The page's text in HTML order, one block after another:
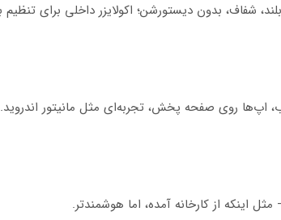
اپ‌ها روی صفحه پخش، تجربه‌ای مثل مانیتور اندروید.
اینکه از کارخانه آمده، اما هوشمندتر.